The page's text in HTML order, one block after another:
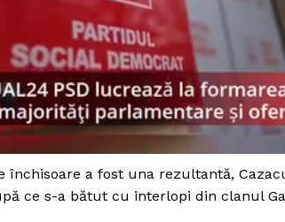
închisoare a fost una rezultantă,
ce s-a bătut cu interlopi din clanul